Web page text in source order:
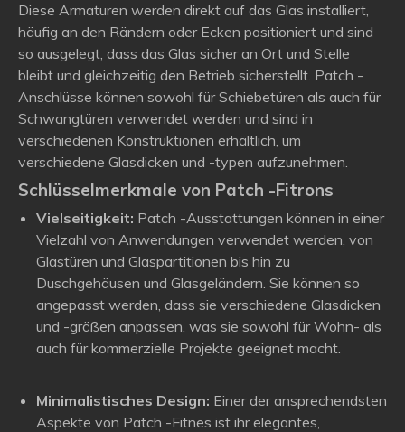
Diese Armaturen werden direkt auf das Glas installiert,
häufig an den Rändern oder Ecken positioniert und sind
so ausgelegt, dass das Glas sicher an Ort und Stelle
bleibt und gleichzeitig den Betrieb sicherstellt. Patch -
Anschlüsse können sowohl für Schiebetüren als auch für
Schwangtüren verwendet werden und sind in
verschiedenen Konstruktionen erhältlich, um
verschiedene Glasdicken und -typen aufzunehmen.
Schlüsselmerkmale von Patch -Fitrons
Vielseitigkeit: Patch -Ausstattungen können in einer
Vielzahl von Anwendungen verwendet werden, von
Glastüren und Glaspartitionen bis hin zu
Duschgehäusen und Glasgeländern. Sie können so
angepasst werden, dass sie verschiedene Glasdicken
und -größen anpassen, was sie sowohl für Wohn- als
auch für kommerzielle Projekte geeignet macht.
Minimalistisches Design: Einer der ansprechendsten
Aspekte von Patch -Fitnes ist ihr elegantes,